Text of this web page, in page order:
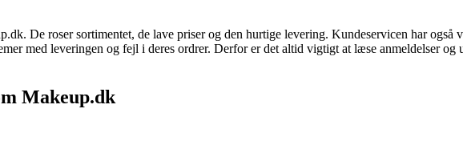
De roser sortimentet, de lave priser og den hurtige levering. Kundeservicen har
med leveringen og fejl i deres ordrer. Derfor er det altid vigtigt at læse anmeldelser og
Makeup.dk